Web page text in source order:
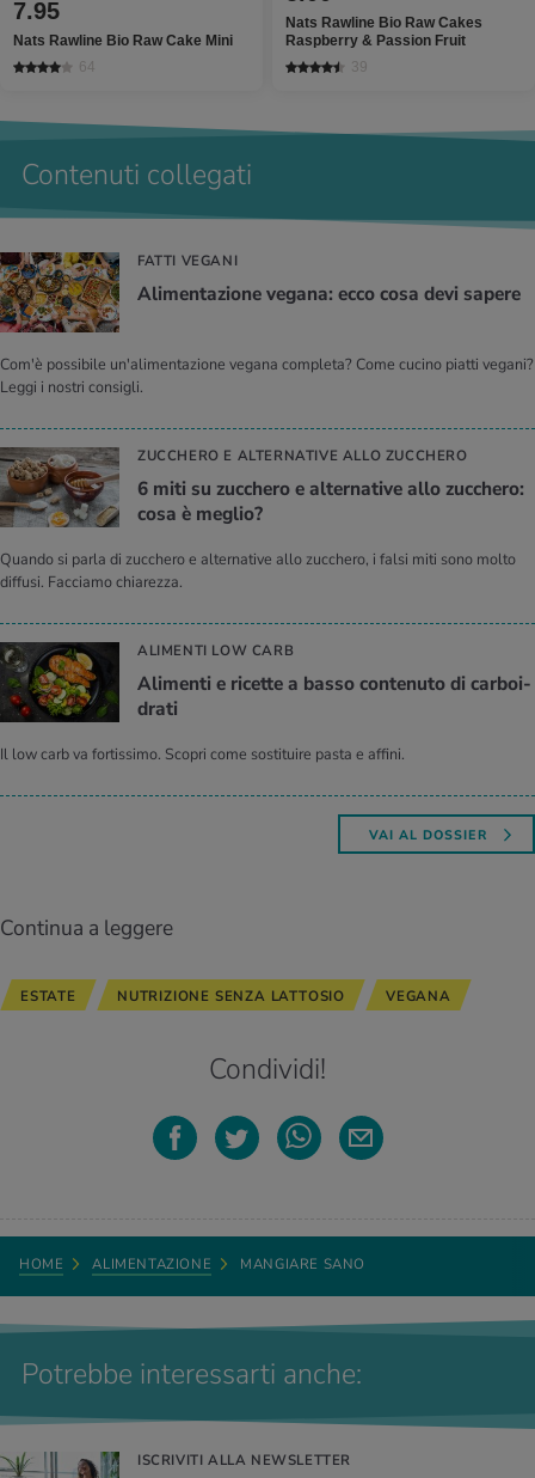
7.95
Nats Rawline Bio Raw Cake Mini
64
Nats Rawline Bio Raw Cakes
Raspberry & Passion Fruit
39
Contenuti collegati
FATTI VEGANI
Ali­men­ta­zio­ne ve­ga­na: ecco cosa devi sa­pe­re
Com'è possibile un'alimentazione vegana completa? Come cucino piatti vegani?
Leggi i nostri consigli.
ZUCCHERO E ALTERNATIVE ALLO ZUCCHERO
6 miti su zuc­che­ro e al­ter­na­ti­ve allo zuc­che­ro:
cosa è me­glio?
Quando si parla di zucchero e alternative allo zucchero, i falsi miti sono molto
diffusi. Facciamo chiarezza.
ALIMENTI LOW CARB
Ali­men­ti e ri­cet­te a basso con­te­nu­to di car­boi­
dra­ti
Il low carb va fortissimo. Scopri come sostituire pasta e affini.
VAI AL DOSSIER
Continua a leggere
ESTATE NUTRIZIONE SENZA LATTOSIO VEGANA
Condividi!
HOME ALIMENTAZIONE MANGIARE SANO
Potrebbe interessarti anche:
ISCRIVITI ALLA NEWSLETTER